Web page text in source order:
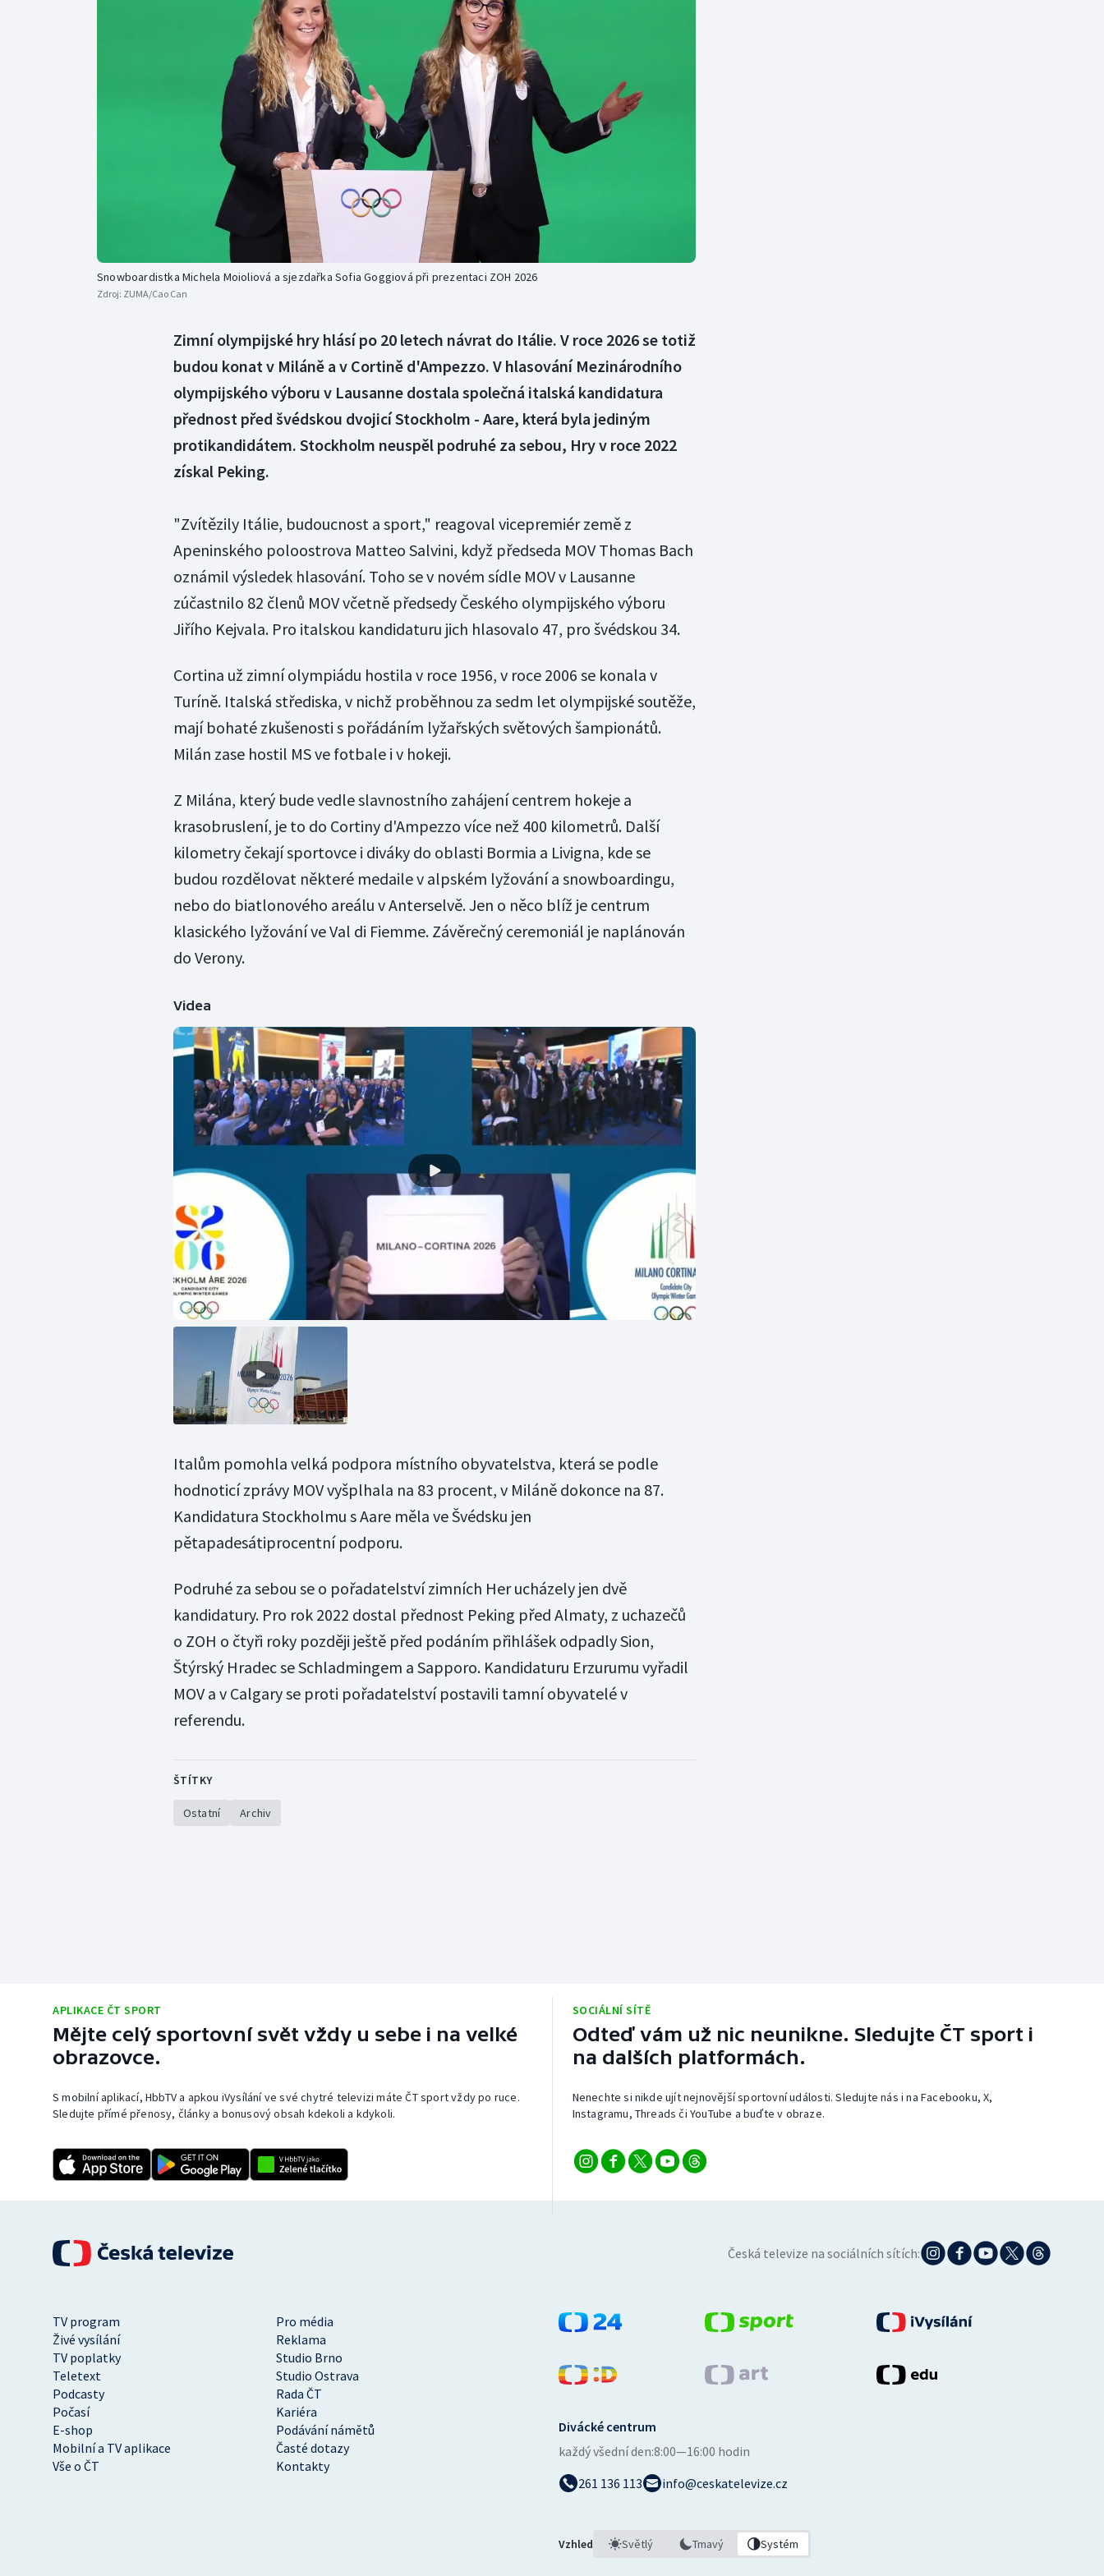
Curling
Dostihy
Florbal
Futsal
Golf
Gymnastika
Moderní pětiboj
Motorsport
Olympijské hry
Parasport
Plavání
Plážový volejbal
Vodní slalom
Volejbal
Snowboardistka Michela Moioliová a sjezdařka Sofia Goggiová při prezentaci ZOH 2026
Zdroj: ZUMA/Cao Can
Zimní olympijské hry hlásí po 20 letech návrat do Itálie. V roce 2026 se totiž
budou konat v Miláně a v Cortině d'Ampezzo. V hlasování Mezinárodního
olympijského výboru v Lausanne dostala společná italská kandidatura
přednost před švédskou dvojicí Stockholm - Aare, která byla jediným
protikandidátem. Stockholm neuspěl podruhé za sebou, Hry v roce 2022
získal Peking.
"Zvítězily Itálie, budoucnost a sport," reagoval vicepremiér země z
Apeninského poloostrova Matteo Salvini, když předseda MOV Thomas Bach
oznámil výsledek hlasování. Toho se v novém sídle MOV v Lausanne
zúčastnilo 82 členů MOV včetně předsedy Českého olympijského výboru
Jiřího Kejvala. Pro italskou kandidaturu jich hlasovalo 47, pro švédskou 34.
Cortina už zimní olympiádu hostila v roce 1956, v roce 2006 se konala v
Turíně. Italská střediska, v nichž proběhnou za sedm let olympijské soutěže,
mají bohaté zkušenosti s pořádáním lyžařských světových šampionátů.
Milán zase hostil MS ve fotbale i v hokeji.
Z Milána, který bude vedle slavnostního zahájení centrem hokeje a
krasobruslení, je to do Cortiny d'Ampezzo více než 400 kilometrů. Další
kilometry čekají sportovce i diváky do oblasti Bormia a Livigna, kde se
budou rozdělovat některé medaile v alpském lyžování a snowboardingu,
nebo do biatlonového areálu v Anterselvě. Jen o něco blíž je centrum
klasického lyžování ve Val di Fiemme. Závěrečný ceremoniál je naplánován
do Verony.
Videa
Italům pomohla velká podpora místního obyvatelstva, která se podle
hodnoticí zprávy MOV vyšplhala na 83 procent, v Miláně dokonce na 87.
Kandidatura Stockholmu s Aare měla ve Švédsku jen
pětapadesátiprocentní podporu.
Podruhé za sebou se o pořadatelství zimních Her ucházely jen dvě
kandidatury. Pro rok 2022 dostal přednost Peking před Almaty, z uchazečů
o ZOH o čtyři roky později ještě před podáním přihlášek odpadly Sion,
Štýrský Hradec se Schladmingem a Sapporo. Kandidaturu Erzurumu vyřadil
MOV a v Calgary se proti pořadatelství postavili tamní obyvatelé v
referendu.
ŠTÍTKY
Ostatní Archiv
APLIKACE ČT SPORT
Mějte celý sportovní svět vždy u sebe i na velké
obrazovce.
S mobilní aplikací, HbbTV a apkou iVysílání ve své chytré televizi máte ČT sport vždy po ruce.
Sledujte přímé přenosy, články a bonusový obsah kdekoli a kdykoli.
SOCIÁLNÍ SÍTĚ
Odteď vám už nic neunikne. Sledujte ČT sport i
na dalších platformách.
Nenechte si nikde ujít nejnovější sportovní události. Sledujte nás i na Facebooku, X,
Instagramu, Threads či YouTube a buďte v obraze.
Česká televize na sociálních sítích:
TV program
Pro média
Živé vysílání
Reklama
TV poplatky
Studio Brno
Teletext
Studio Ostrava
Podcasty
Rada ČT
Počasí
Kariéra
E-shop
Podávání námětů
Mobilní a TV aplikace
Časté dotazy
Vše o ČT
Kontakty
Divácké centrum
každý všední den:8:00—16:00 hodin
261 136 113
info@ceskatelevize.cz
Vzhled Světlý Tmavý Systém